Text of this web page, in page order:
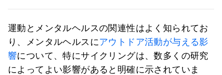
運動とメンタルヘルスの関連性はよく知られてお
り、メンタルヘルスにアウトドア活動が与える影
響について、特にサイクリングは、数多くの研究
によってよい影響があると明確に示されていま